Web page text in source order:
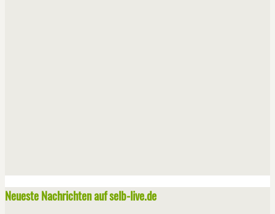
Neueste Nachrichten auf selb-live.de